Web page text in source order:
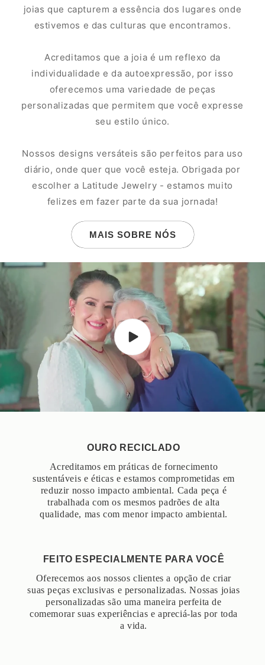
joias que capturem a essência dos lugares onde
estivemos e das culturas que encontramos.
Acreditamos que a joia é um reflexo da
individualidade e da autoexpressão, por isso
oferecemos uma variedade de peças
personalizadas que permitem que você expresse
seu estilo único.
Nossos designs versáteis são perfeitos para uso
diário, onde quer que você esteja. Obrigada por
escolher a Latitude Jewelry - estamos muito
felizes em fazer parte da sua jornada!
MAIS SOBRE NÓS
OURO RECICLADO
Acreditamos em práticas de fornecimento
sustentáveis ​​e éticas e estamos comprometidas em
reduzir nosso impacto ambiental. Cada peça é
trabalhada com os mesmos padrões de alta
qualidade, mas com menor impacto ambiental.
FEITO ESPECIALMENTE PARA VOCÊ
Oferecemos aos nossos clientes a opção de criar
suas peças exclusivas e personalizadas. Nossas joias
personalizadas são uma maneira perfeita de
comemorar suas experiências e apreciá-las por toda
a vida.